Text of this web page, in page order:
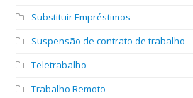
Substituir Empréstimos
Suspensão de contrato de trabalho
Teletrabalho
Trabalho Remoto